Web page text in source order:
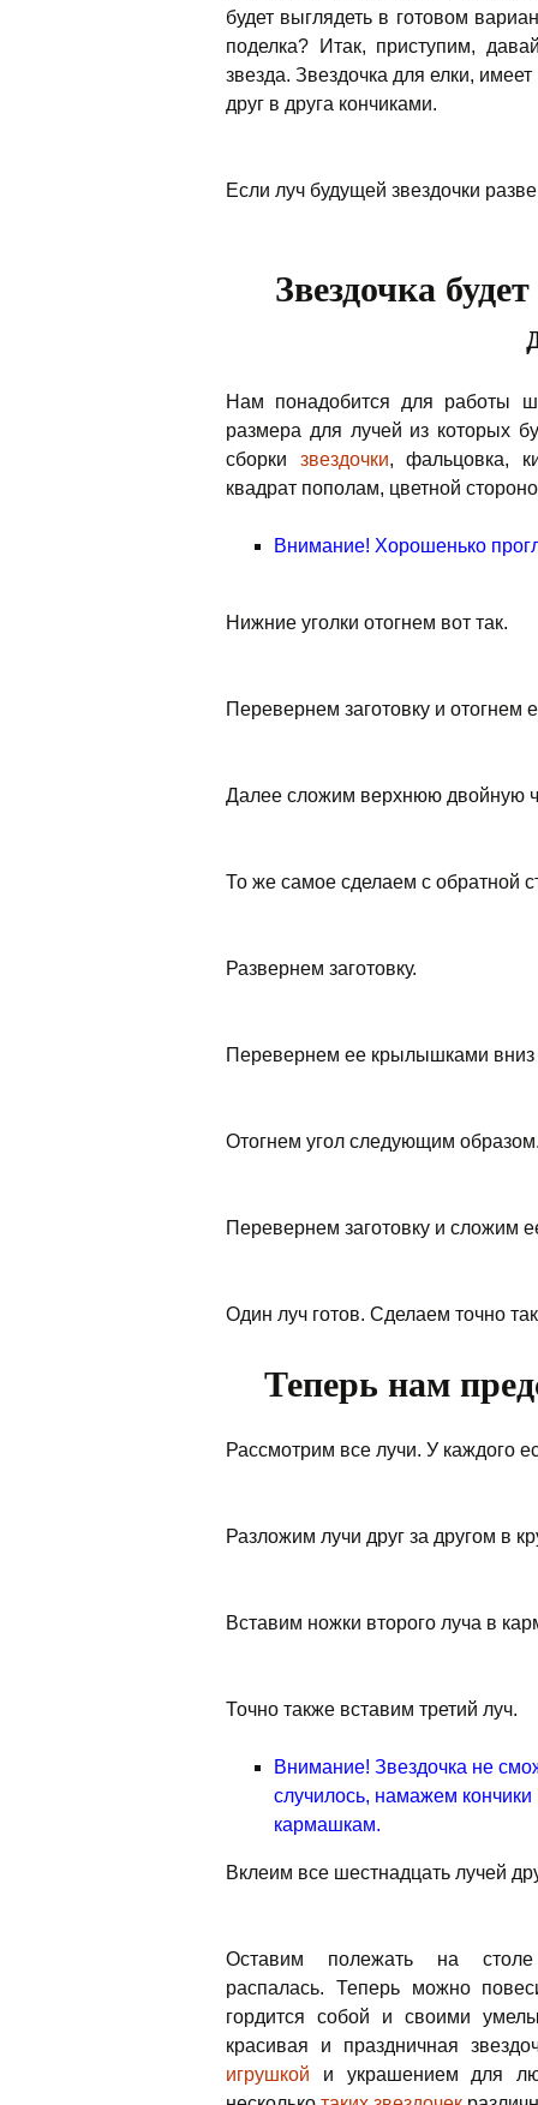
будет выглядеть в готовом
поделка?
Итак, приступим,
звезда. Звездочка для елки,
друг в друга кончиками.
Если луч будущей звездочки
Звездочка
Нам понадобится для работы
размера для лучей из которых
сборки звездочки, фальцовка,
квадрат пополам, цветной
Внимание! Хорошенько
Нижние уголки отогнем вот так.
Перевернем заготовку и отогнем
Далее сложим верхнюю двойную
То же самое сделаем с обратной
Развернем заготовку.
Перевернем ее крылышками вниз
Отогнем угол следующим
Перевернем заготовку и сложим
Один луч готов. Сделаем точно
Теперь нам
Рассмотрим все лучи. У каждого
Разложим лучи друг за другом в
Вставим ножки второго луча в
Точно также вставим третий луч.
Внимание! Звездочка не
случилось, намажем
кармашкам.
Вклеим все шестнадцать лучей
Оставим полежать на
распалась. Теперь можно
гордится собой и своими
красивая и праздничная
игрушкой и украшением для